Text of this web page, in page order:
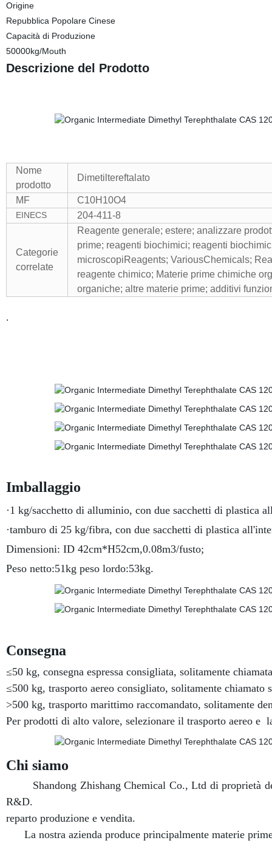
Origine
Repubblica Popolare Cinese
Capacità di Produzione
50000kg/Mouth
Descrizione del Prodotto
Nome
prodotto
Dimetiltereftalato
MF C10H10O4
EINECS 204-411-8
Categorie
correlate
Reagente generale; estere; analizzare
prime; reagenti biochimici; reagenti
microscopiReagents; VariousChemicals;
reagente chimico; Materie prime chimiche
organiche; altre materie prime; additivi
.
Imballaggio
·1 kg/sacchetto di alluminio, con due sacchetti di plastica
·tamburo di 25 kg/fibra, con due sacchetti di plastica
Dimensioni: ID 42cm*H52cm,0.08m3/fusto;
Peso netto:51kg peso lordo:53kg.
Consegna
≤50 kg, consegna espressa consigliata, solitamente
≤500 kg, trasporto aereo consigliato, solitamente chiamato
>500 kg, trasporto marittimo raccomandato, solitamente
Per prodotti di alto valore, selezionare il trasporto aereo e
Chi siamo
Shandong Zhishang Chemical Co., Ltd di proprietà
R&D.
reparto produzione e vendita.
La nostra azienda produce principalmente materie